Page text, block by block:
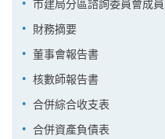
市建局分區諮詢委員會成員
財務摘要
董事會報告書
核數師報告書
合併綜合收支表
合併資產負債表